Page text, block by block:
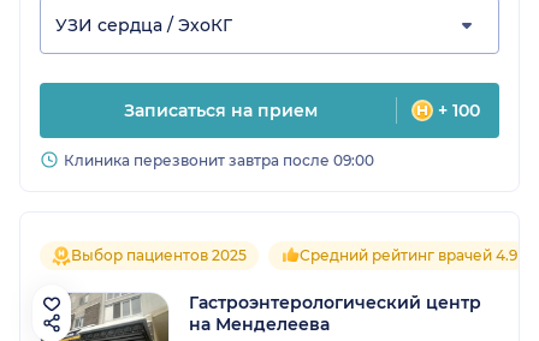
УЗИ сердца / ЭхоКГ
Записаться на прием + 100
Клиника перезвонит завтра после 09:00
Выбор пациентов 2025 Средний рейтинг врачей 4.9
Гастроэнтерологический центр
на Менделеева